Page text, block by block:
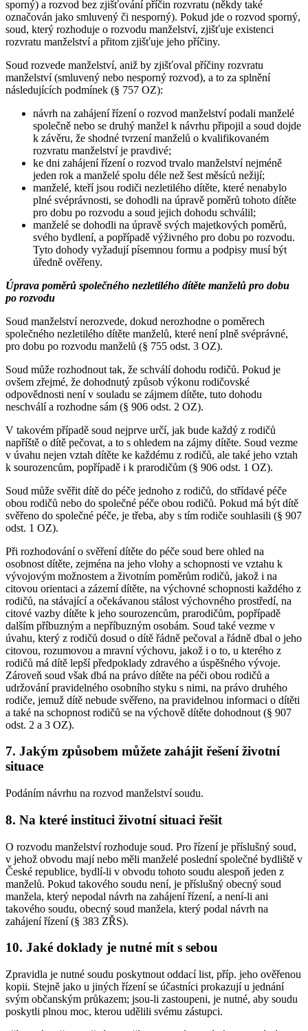
sporný) a rozvod bez zjišťování příčin rozvratu (někdy také
označován jako smluvený či nesporný). Pokud jde o rozvod sporný,
soud, který rozhoduje o rozvodu manželství, zjišťuje existenci
rozvratu manželství a přitom zjišťuje jeho příčiny.
Soud rozvede manželství, aniž by zjišťoval příčiny rozvratu
manželství (smluvený nebo nesporný rozvod), a to za splnění
následujících podmínek (§ 757 OZ):
návrh na zahájení řízení o rozvod manželství podali manželé
společně nebo se druhý manžel k návrhu připojil a soud dojde
k závěru, že shodné tvrzení manželů o kvalifikovaném
rozvratu manželství je pravdivé;
ke dni zahájení řízení o rozvod trvalo manželství nejméně
jeden rok a manželé spolu déle než šest měsíců nežijí;
manželé, kteří jsou rodiči nezletilého dítěte, které nenabylo
plné svéprávnosti, se dohodli na úpravě poměrů tohoto dítěte
pro dobu po rozvodu a soud jejich dohodu schválil;
manželé se dohodli na úpravě svých majetkových poměrů,
svého bydlení, a popřípadě výživného pro dobu po rozvodu.
Tyto dohody vyžadují písemnou formu a podpisy musí být
úředně ověřeny.
Úprava poměrů společného nezletilého dítěte manželů pro dobu
po rozvodu
Soud manželství nerozvede, dokud nerozhodne o poměrech
společného nezletilého dítěte manželů, které není plně svéprávné,
pro dobu po rozvodu manželů (§ 755 odst. 3 OZ).
Soud může rozhodnout tak, že schválí dohodu rodičů. Pokud je
ovšem zřejmé, že dohodnutý způsob výkonu rodičovské
odpovědnosti není v souladu se zájmem dítěte, tuto dohodu
neschválí a rozhodne sám (§ 906 odst. 2 OZ).
V takovém případě soud nejprve určí, jak bude každý z rodičů
napříště o dítě pečovat, a to s ohledem na zájmy dítěte. Soud vezme
v úvahu nejen vztah dítěte ke každému z rodičů, ale také jeho vztah
k sourozencům, popřípadě i k prarodičům (§ 906 odst. 1 OZ).
Soud může svěřit dítě do péče jednoho z rodičů, do střídavé péče
obou rodičů nebo do společné péče obou rodičů. Pokud má být dítě
svěřeno do společné péče, je třeba, aby s tím rodiče souhlasili (§ 907
odst. 1 OZ).
Při rozhodování o svěření dítěte do péče soud bere ohled na
osobnost dítěte, zejména na jeho vlohy a schopnosti ve vztahu k
vývojovým možnostem a životním poměrům rodičů, jakož i na
citovou orientaci a zázemí dítěte, na výchovné schopnosti každého z
rodičů, na stávající a očekávanou stálost výchovného prostředí, na
citové vazby dítěte k jeho sourozencům, prarodičům, popřípadě
dalším příbuzným a nepříbuzným osobám. Soud také vezme v
úvahu, který z rodičů dosud o dítě řádně pečoval a řádně dbal o jeho
citovou, rozumovou a mravní výchovu, jakož i o to, u kterého z
rodičů má dítě lepší předpoklady zdravého a úspěšného vývoje.
Zároveň soud však dbá na právo dítěte na péči obou rodičů a
udržování pravidelného osobního styku s nimi, na právo druhého
rodiče, jemuž dítě nebude svěřeno, na pravidelnou informaci o dítěti
a také na schopnost rodičů se na výchově dítěte dohodnout (§ 907
odst. 2 a 3 OZ).
7. Jakým způsobem můžete zahájit řešení životní
situace
Podáním návrhu na rozvod manželství soudu.
8. Na které instituci životní situaci řešit
O rozvodu manželství rozhoduje soud. Pro řízení je příslušný soud,
v jehož obvodu mají nebo měli manželé poslední společné bydliště v
České republice, bydlí-li v obvodu tohoto soudu alespoň jeden z
manželů. Pokud takového soudu není, je příslušný obecný soud
manžela, který nepodal návrh na zahájení řízení, a není-li ani
takového soudu, obecný soud manžela, který podal návrh na
zahájení řízení (§ 383 ZŘS).
10. Jaké doklady je nutné mít s sebou
Zpravidla je nutné soudu poskytnout oddací list, příp. jeho ověřenou
kopii. Stejně jako u jiných řízení se účastníci prokazují u jednání
svým občanským průkazem; jsou-li zastoupeni, je nutné, aby soudu
poskytli plnou moc, kterou udělili svému zástupci.